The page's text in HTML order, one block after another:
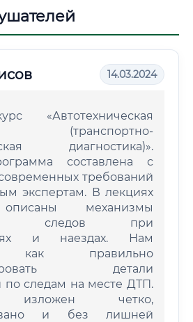
14.03.2024
«Автотехническая
(транспортно-
диагностика)».
составлена с
требований
экспертам. В лекциях
механизмы
следов при
и наездах. Нам
как правильно
детали
по следам на месте ДТП.
изложен четко,
и без лишней